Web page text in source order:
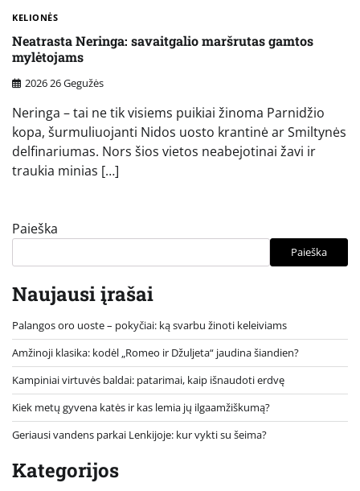
KELIONĖS
Neatrasta Neringa: savaitgalio maršrutas gamtos
mylėtojams
2026 26 Gegužės
Neringa – tai ne tik visiems puikiai žinoma Parnidžio
kopa, šurmuliuojanti Nidos uosto krantinė ar Smiltynės
delfinariumas. Nors šios vietos neabejotinai žavi ir
traukia minias […]
Paieška
Paieška
Naujausi įrašai
Palangos oro uoste – pokyčiai: ką svarbu žinoti keleiviams
Amžinoji klasika: kodėl „Romeo ir Džuljeta“ jaudina šiandien?
Kampiniai virtuvės baldai: patarimai, kaip išnaudoti erdvę
Kiek metų gyvena katės ir kas lemia jų ilgaamžiškumą?
Geriausi vandens parkai Lenkijoje: kur vykti su šeima?
Kategorijos